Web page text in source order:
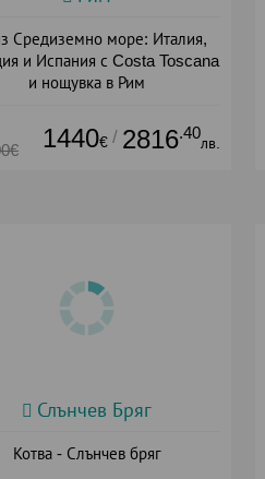
Средиземно море: Италия,
и Испания с Costa Toscana
и нощувка в Рим
1440€ / 2816.40
лв.
Слънчев Бряг
Котва - Слънчев бряг